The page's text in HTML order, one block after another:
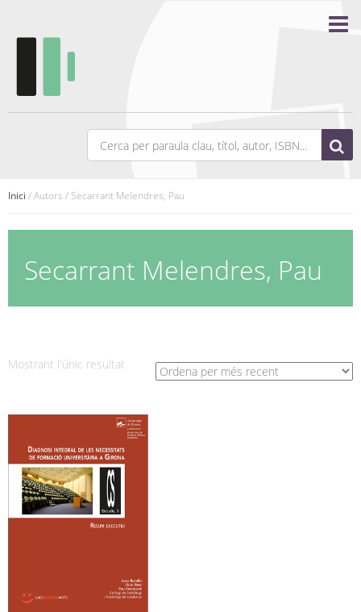
Inici / Autors / Secarrant Melendres, Pau
Secarrant Melendres, Pau
Mostrant l'únic resultat